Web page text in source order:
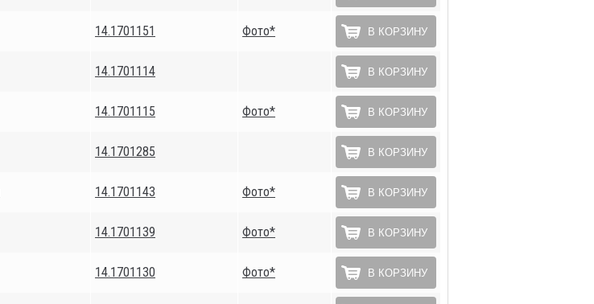
14.1701151 Фото* В КОРЗИНУ
14.1701114 В КОРЗИНУ
14.1701115 Фото* В КОРЗИНУ
14.1701285 В КОРЗИНУ
14.1701143 Фото* В КОРЗИНУ
14.1701139 Фото* В КОРЗИНУ
14.1701130 Фото* В КОРЗИНУ